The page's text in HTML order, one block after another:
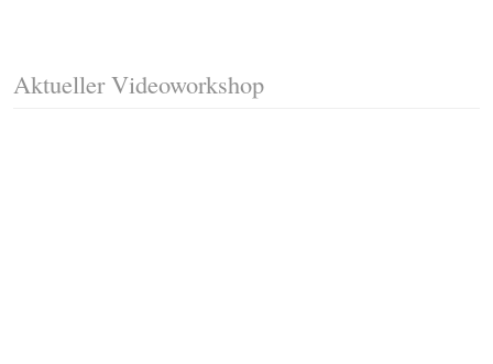
Aktueller Videoworkshop